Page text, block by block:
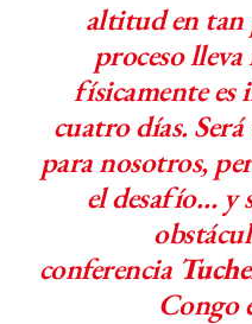
altitud en tan
proceso
físicamente es
cuatro días.
para nosotros,
el desafío… y
conferencia
Congo